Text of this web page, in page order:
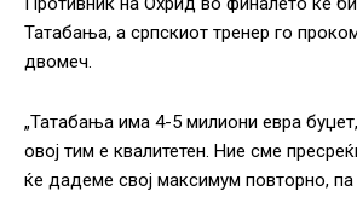
Татабања, а српскиот тренер го
двомеч.
„Татабања има 4-5 милиони евра
овој тим е квалитетен. Ние сме
ќе дадеме свој максимум повторно,